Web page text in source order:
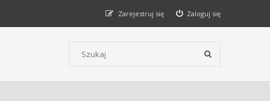
Zaloguj się
Zarejestruj się